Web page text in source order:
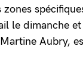
le dimanche
Aubry,